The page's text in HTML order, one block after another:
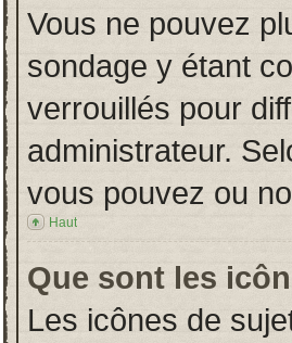
Vous ne pouvez
sondage y étant
verrouillés pour
administrateur.
vous pouvez ou
Haut
Que sont les
Les icônes de